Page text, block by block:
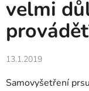
velmi
13.1.2019
Samovyšetření